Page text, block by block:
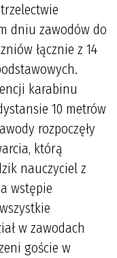
dniu zawodów do
łącznie z 14
karabinu
10 metrów
rozpoczęły
którą
nauczyciel z
wstępie
w zawodach
goście w